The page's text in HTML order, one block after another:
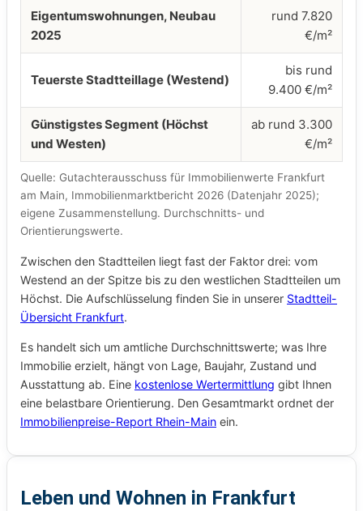
Eigentumswohnungen, Neubau
2025
rund 7.820
€/m²
Teuerste Stadtteillage (Westend)
bis rund
9.400 €/m²
Günstigstes Segment (Höchst
und Westen)
ab rund 3.300
€/m²
Quelle: Gutachterausschuss für Immobilienwerte Frankfurt
am Main, Immobilienmarktbericht 2026 (Datenjahr 2025);
eigene Zusammenstellung. Durchschnitts- und
Orientierungswerte.
Zwischen den Stadtteilen liegt fast der Faktor drei: vom
Westend an der Spitze bis zu den westlichen Stadtteilen um
Höchst. Die Aufschlüsselung finden Sie in unserer Stadtteil-
Übersicht Frankfurt.
Es handelt sich um amtliche Durchschnittswerte; was Ihre
Immobilie erzielt, hängt von Lage, Baujahr, Zustand und
Ausstattung ab. Eine kostenlose Wertermittlung gibt Ihnen
eine belastbare Orientierung. Den Gesamtmarkt ordnet der
Immobilienpreise-Report Rhein-Main ein.
Leben und Wohnen in Frankfurt